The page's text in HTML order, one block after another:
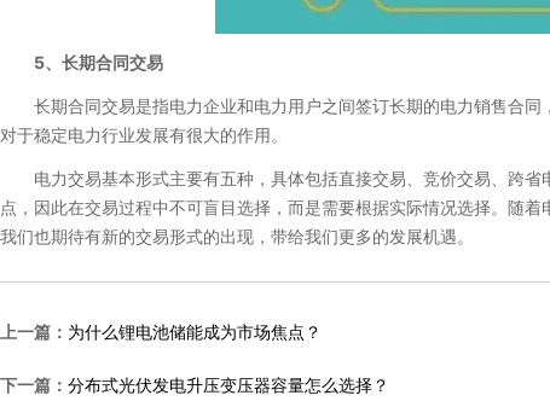
5、长期合同交易
长期合同交易是指电力企业和电力用户之间签订长期的电力销售合同
对于稳定电力行业发展有很大的作用。
电力交易基本形式主要有五种，具体包括直接交易、竞价交易、跨省
点，因此在交易过程中不可盲目选择，而是需要根据实际情况选择。随
我们也期待有新的交易形式的出现，带给我们更多的发展机遇。
上一篇： 为什么锂电池储能成为市场焦点？
下一篇： 分布式光伏发电升压变压器容量怎么选择？